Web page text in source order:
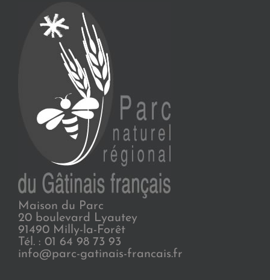
Maison du Parc
20 boulevard Lyautey
91490 Milly-la-Forêt
Tél. : 01 64 98 73 93
info@parc-gatinais-francais.fr